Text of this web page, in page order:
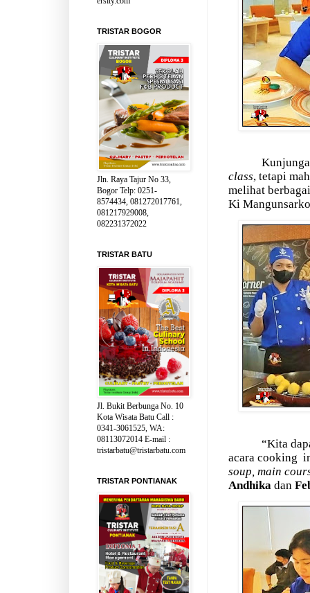
class, tetapi
melihat
Ki
“Kita
acara cooking
soup, main
Andhika dan
TRISTAR BOGOR
Jln. Raya Tajur No 33,
Bogor Telp: 0251-
8574434, 081272017761,
081217929008,
082231372022
TRISTAR BATU
Jl. Bukit Berbunga No. 10
Kota Wisata Batu Call :
0341-3061525, WA:
08113072014 E-mail :
tristarbatu@tristarbatu.com
TRISTAR PONTIANAK